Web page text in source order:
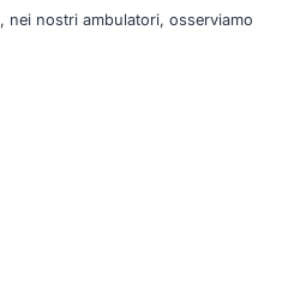
nei nostri ambulatori, osserviamo